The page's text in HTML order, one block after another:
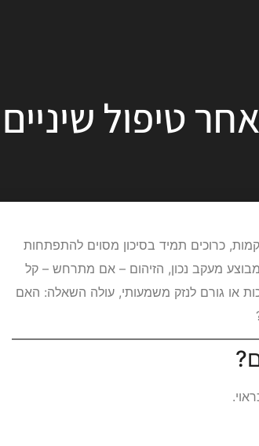
טיפול
כרוכים תמיד בסיכון מסוים להתפתחות
מעקב נכון, הזיהום – אם מתרחש – קל
או גורם לנזק משמעותי, עולה השאלה: האם